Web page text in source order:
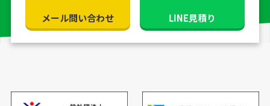
メール問い合わせ LINE見積り